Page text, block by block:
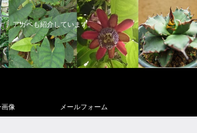
、アガベも紹介しています。
像 メールフォーム